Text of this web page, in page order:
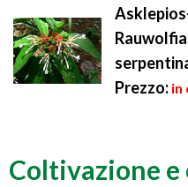
Prezzo: in
Coltivazione